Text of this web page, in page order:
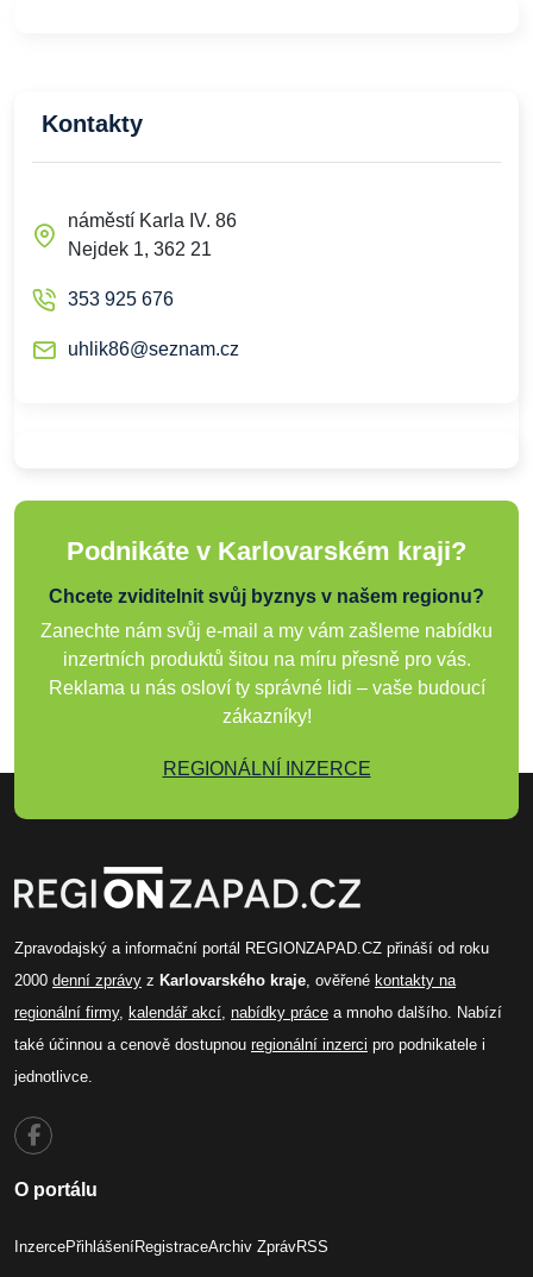
Kontakty
náměstí Karla IV. 86
Nejdek 1, 362 21
353 925 676
uhlik86@seznam.cz
Podnikáte v Karlovarském kraji?
Chcete zviditelnit svůj byznys v našem regionu?
Zanechte nám svůj e-mail a my vám zašleme nabídku
inzertních produktů šitou na míru přesně pro vás.
Reklama u nás osloví ty správné lidi – vaše budoucí
zákazníky!
REGIONÁLNÍ INZERCE
Zpravodajský a informační portál REGIONZAPAD.CZ přináší od roku
2000 denní zprávy z Karlovarského kraje, ověřené kontakty na
regionální firmy, kalendář akcí, nabídky práce a mnoho dalšího. Nabízí
také účinnou a cenově dostupnou regionální inzerci pro podnikatele i
jednotlivce.
O portálu
InzercePřihlášeníRegistraceArchiv ZprávRSS